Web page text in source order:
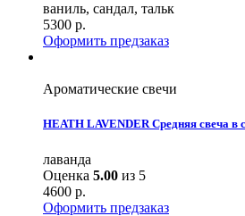
ваниль, сандал, тальк
5300 р.
Оформить предзаказ
Ароматические свечи
HEATH LAVENDER Средняя свеча в
лаванда
Оценка 5.00 из 5
4600 р.
Оформить предзаказ